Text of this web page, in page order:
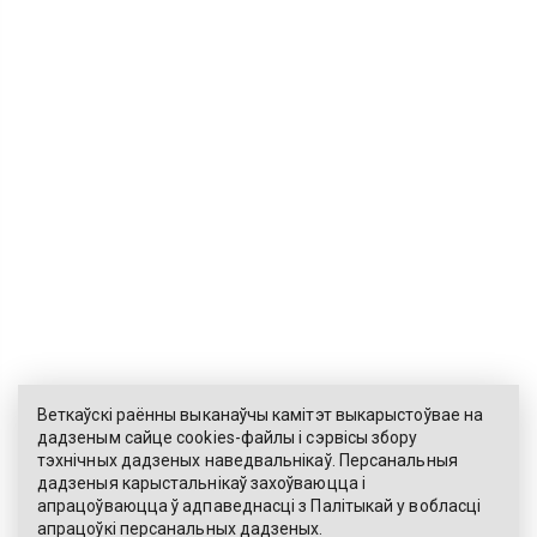
ЭЛЕКТРОННЫ ЗВАРОТ
КАРТА САЙТА
Веткаўскі раённы выканаўчы камітэт выкарыстоўвае на
дадзеным сайце cookies-файлы і сэрвісы збору
тэхнічных дадзеных наведвальнікаў. Персанальныя
дадзеныя карыстальнікаў захоўваюцца і
апрацоўваюцца ў адпаведнасці з Палітыкай у вобласці
апрацоўкі персанальных дадзеных.